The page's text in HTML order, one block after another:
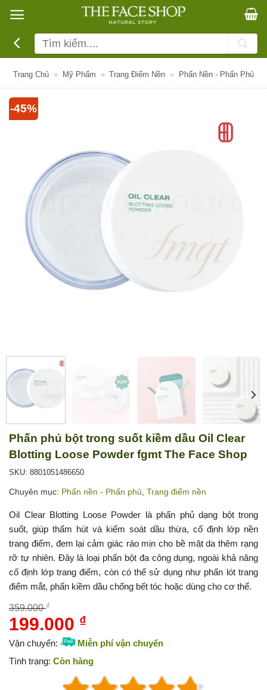
qua
dung
Tìm
kiếm:
Trang Chủ » Mỹ Phẩm » Trang Điểm Nền » Phấn Nền - Phấn Phủ
-45%
Phấn phủ bột trong suốt kiềm dầu Oil Clear
Blotting Loose Powder fgmt The Face Shop
SKU: 8801051486650
Chuyên mục: Phấn nền - Phấn phủ Trang điểm nền
Oil Clear Blotting Loose Powder là phấn phủ dạng bột trong
suốt, giúp thấm hút và kiểm soát dầu thừa, cố định lớp nền
trang điểm, đem lại cảm giác ráo mịn cho bề mặt da thêm rạng
rỡ tự nhiên. Đây là loại phấn bột đa công dụng, ngoài khả năng
cố định lớp trang điểm, còn có thể sử dụng như phấn lót trang
điểm mắt, phấn kiềm dầu chống bết tóc hoặc dùng cho cơ thể.
359.000₫
Giá
là:
359.000 ₫.
199.000 ₫
hiện
là:
199.000 ₫.
Vận chuyển:
Miễn phí vận chuyển
Tình trạng: Còn hàng